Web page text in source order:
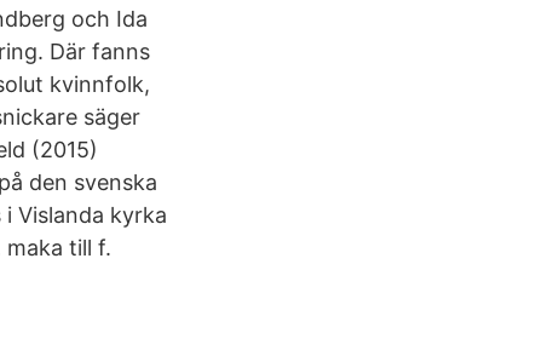
och Ida
Där fanns
kvinnfolk,
säger
(2015)
den svenska
Vislanda kyrka
maka till f.